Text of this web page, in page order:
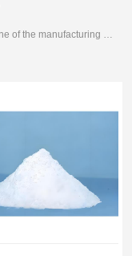
Development, design, production and sales in one of the manufacturing enterprises